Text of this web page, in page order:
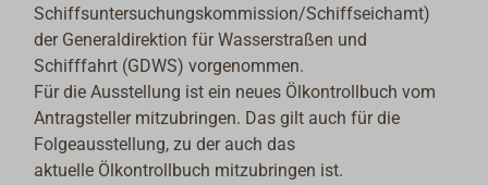
Schiffsuntersuchungskommission/Schiffseichamt)
der Generaldirektion für Wasserstraßen und
Schifffahrt (GDWS) vorgenommen.
Für die Ausstellung ist ein neues Ölkontrollbuch vom
Antragsteller mitzubringen. Das gilt auch für die
Folgeausstellung, zu der auch das
aktuelle Ölkontrollbuch mitzubringen ist.